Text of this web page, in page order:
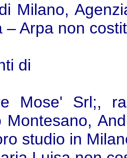
Milano,
– Arpa non
di
Mose' Srl;,
Montesano,
studio in